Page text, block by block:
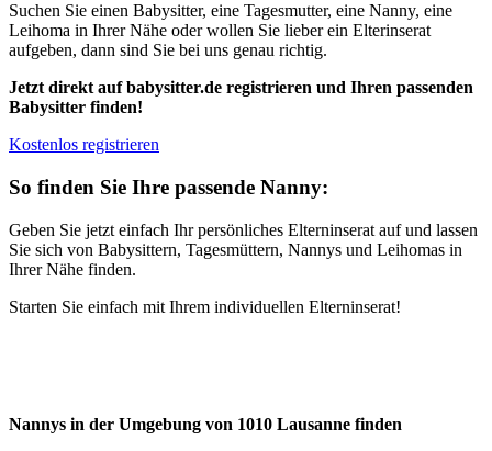
Suchen Sie einen Babysitter, eine Tagesmutter, eine Nanny, eine
Leihoma in Ihrer Nähe oder wollen Sie lieber ein Elterinserat
aufgeben, dann sind Sie bei uns genau richtig.
Jetzt direkt auf babysitter.de registrieren und Ihren passenden
Babysitter finden!
Kostenlos registrieren
So finden Sie Ihre passende Nanny:
Geben Sie jetzt einfach Ihr persönliches Elterninserat auf und lassen
Sie sich von Babysittern, Tagesmüttern, Nannys und Leihomas in
Ihrer Nähe finden.
Starten Sie einfach mit Ihrem individuellen Elterninserat!
Nannys in der Umgebung von 1010 Lausanne finden